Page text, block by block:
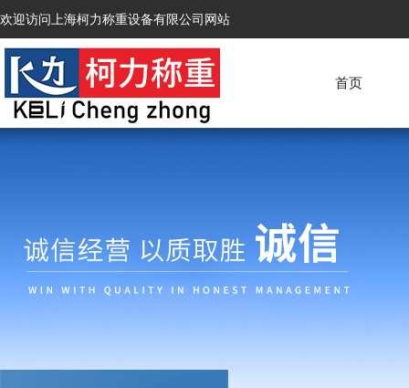
欢迎访问上海柯力称重设备有限公司网站
首页